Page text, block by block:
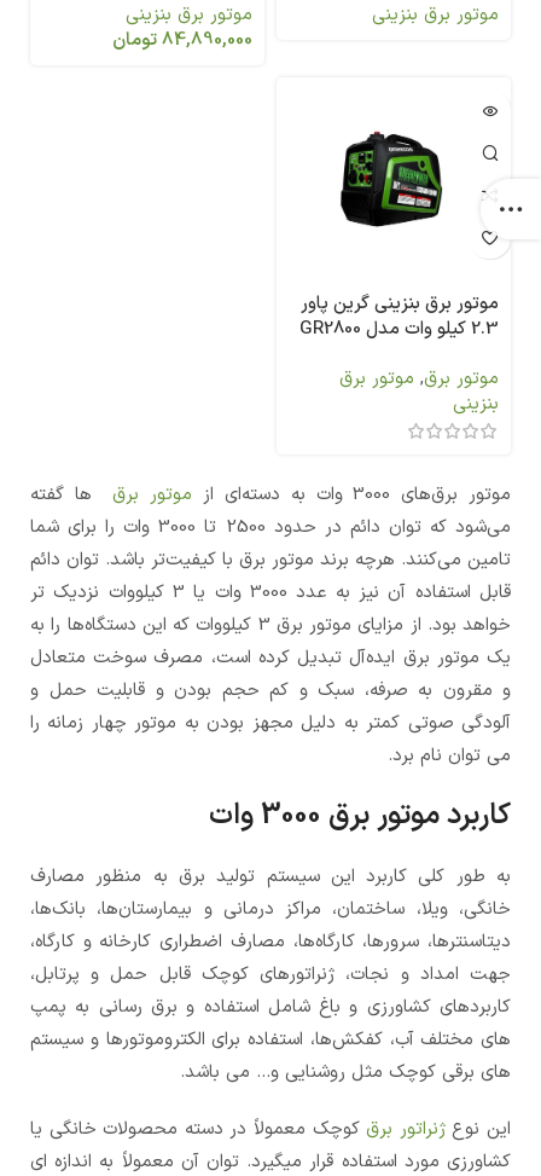
موتور برق بنزینی
موتور برق بنزینی
84,890,000تومان
موتور برق بنزینی گرین پاور
2.3 کیلو وات مدل GR2800
موتور برق, موتور برق
بنزینی
موتور برق‌های 3000 وات به دسته‌ای از موتور برق
ها گفته
می‌شود که توان دائم در حدود 2500 تا 3000 وات را برای شما
تامین می‌کنند. هرچه برند موتور برق با کیفیت‌تر باشد. توان دائم
قابل استفاده آن نیز به عدد 3000 وات یا 3 کیلووات نزدیک تر
خواهد بود. از مزایای موتور برق 3 کیلووات که این دستگاه‌ها را به
یک موتور برق ایده‌آل تبدیل کرده است، مصرف سوخت متعادل
و مقرون به صرفه، سبک و کم حجم بودن و قابلیت حمل و
آلودگی صوتی کمتر به دلیل مجهز بودن به موتور چهار زمانه را
می توان نام برد.
کاربرد موتور برق 3000 وات
به طور کلی کاربرد این سیستم تولید برق به منظور مصارف
خانگی، ویلا، ساختمان، مراکز درمانی و بیمارستان‌ها، بانک‌ها،
دیتا‌سنترها، سرورها، کارگاه‌ها، مصارف اضطراری کارخانه و کارگاه،
جهت امداد و نجات، ژنراتورهای کوچک قابل حمل و پرتابل،
کاربردهای کشاورزی و باغ شامل استفاده و برق رسانی به پمپ
های مختلف آب، کفکش‌ها، استفاده برای الکتروموتورها و سیستم
های برقی کوچک مثل روشنایی و… می باشد.
این نوعژنراتور برقکوچک معمولاً در دسته محصولات خانگی یا
کشاورزی مورد استفاده قرار میگیرد. توان آن معمولاً به اندازه ای